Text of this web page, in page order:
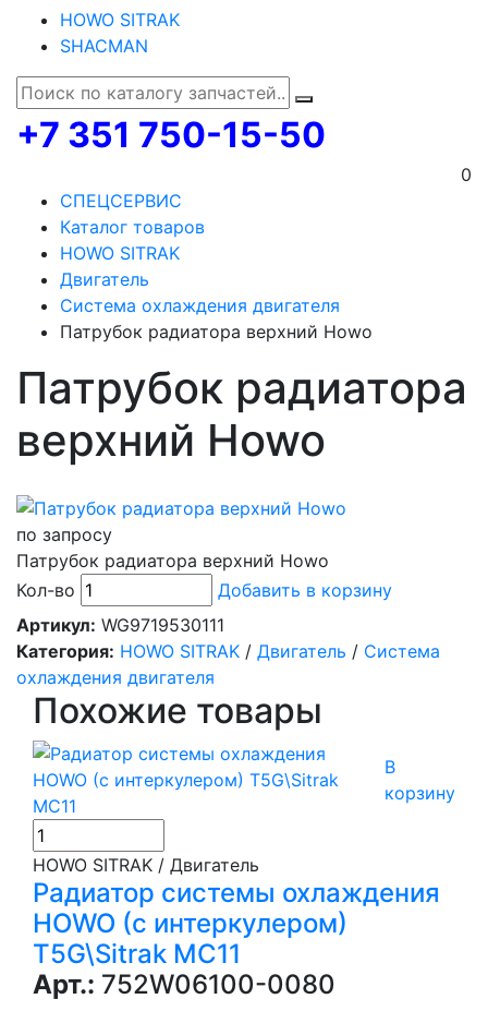
HOWO SITRAK
SHACMAN
+7 351 750-15-50
0
СПЕЦСЕРВИС
Каталог товаров
HOWO SITRAK
Двигатель
Система охлаждения двигателя
Патрубок радиатора верхний Howo
Патрубок радиатора
верхний Howo
по запросу
Патрубок радиатора верхний Howo
Кол-во
Добавить в корзину
Артикул: WG9719530111
Категория: HOWO SITRAK / Двигатель / Система
охлаждения двигателя
Похожие товары
В
корзину
HOWO SITRAK / Двигатель
Радиатор системы охлаждения
HOWO (с интеркулером)
T5G\Sitrak MC11
Арт.: 752W06100-0080